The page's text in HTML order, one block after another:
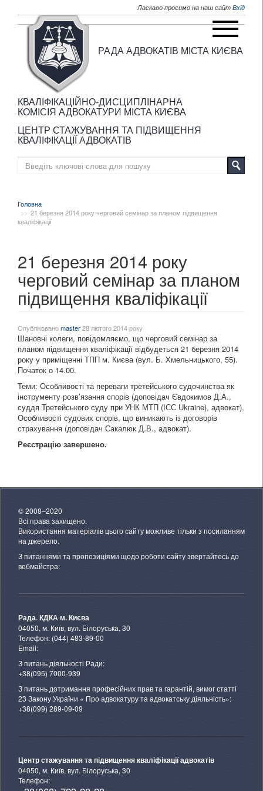
Ласкаво просимо на наш сайт Вхід
РАДА АДВОКАТІВ МІСТА КИЄВА
КВАЛІФІКАЦІЙНО-ДИСЦИПЛІНАРНА
КОМІСІЯ АДВОКАТУРИ МІСТА КИЄВА
ЦЕНТР СТАЖУВАННЯ ТА ПІДВИЩЕННЯ
КВАЛІФІКАЦІЇ АДВОКАТІВ
Головна
21 березня 2014 року черговий семінар за планом підвищення
кваліфікації
21 березня 2014 року
черговий семінар за планом
підвищення кваліфікації
Опублікованоmaster28 лютого 2014 року
Шановні колеги, повідомляємо, що черговий семінар за
планом підвищення кваліфікації відбудеться 21 березня 2014
року у приміщенні ТПП м. Києва (вул. Б. Хмельницького, 55).
Початок о 14.00.
Теми: Особливості та переваги третейського судочинства як
інструменту розв’язання спорів (доповідач Євдокимов Д.А.,
суддя Третейського суду при УНК МТП (ІСС Ukraine), адвокат).
Особливості судових спорів, що виникають із договорів
страхування (доповідач Сакалюк Д.В., адвокат).
Реєстрацію завершено.
© 2008–2020
Всі права захищено.
Використання матеріалів цього сайту можливе тільки з посиланням
на джерело.
З питаннями та пропозиціями щодо роботи сайту звертайтесь до
вебмайстра:
Рада. КДКА м. Києва
04050, м. Київ, вул. Білоруська, 30
Телефон: (044) 483-89-00
Email:
З питань діяльності Ради:
+38(095) 7000-939
З питань дотримання професійних прав та гарантій, вимог статті
23 Закону України « Про адвокатуру та адвокатську діяльність»:
+38(099) 289-09-09
Центр стажування та підвищення кваліфікації адвокатів
04050, м. Київ, вул. Білоруська, 30
Телефон: